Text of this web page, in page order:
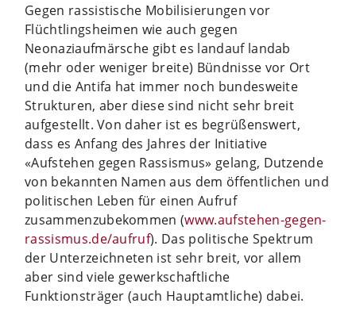
Gegen rassistische Mobilisierungen vor
Flüchtlingsheimen wie auch gegen
Neonaziaufmärsche gibt es landauf landab
(mehr oder weniger breite) Bündnisse vor Ort
und die Antifa hat immer noch bundesweite
Strukturen, aber diese sind nicht sehr breit
aufgestellt. Von daher ist es begrüßenswert,
dass es Anfang des Jahres der Initiative
«Aufstehen gegen Rassismus» gelang, Dutzende
von bekannten Namen aus dem öffentlichen und
politischen Leben für einen Aufruf
zusammenzubekommen (www.aufstehen-gegen-
rassismus.de/aufruf). Das politische Spektrum
der Unterzeichneten ist sehr breit, vor allem
aber sind viele gewerkschaftliche
Funktionsträger (auch Hauptamtliche) dabei.